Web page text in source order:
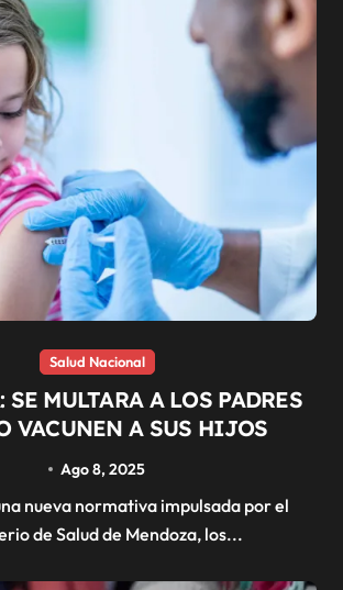
Salud Nacional
SE MULTARA A LOS PADRES
VACUNEN A SUS HIJOS
Ago 8, 2025
de Salud de Mendoza, los...